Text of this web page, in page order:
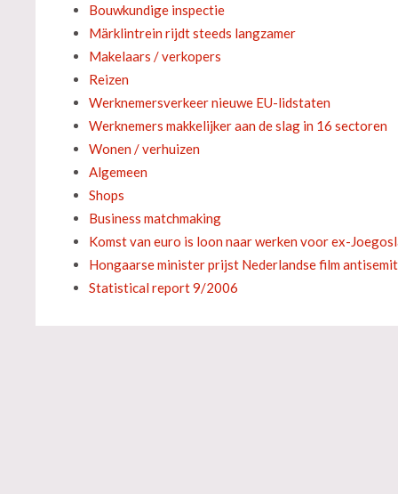
Bouwkundige inspectie
Märklintrein rijdt steeds langzamer
Makelaars / verkopers
Reizen
Werknemersverkeer nieuwe EU-lidstaten
Werknemers makkelijker aan de slag in 16 sectoren
Wonen / verhuizen
Algemeen
Shops
Business matchmaking
Komst van euro is loon naar werken voor ex-
Hongaarse minister prijst Nederlandse film
Statistical report 9/2006